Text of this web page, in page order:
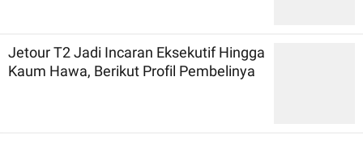
Jetour T2 Jadi Incaran Eksekutif Hingga
Kaum Hawa, Berikut Profil Pembelinya